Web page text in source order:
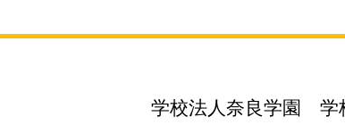
学校法人奈良学園 学